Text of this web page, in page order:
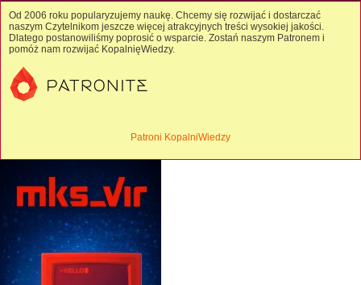
Od 2006 roku popularyzujemy naukę. Chcemy się rozwijać i dostarczać
naszym Czytelnikom jeszcze więcej atrakcyjnych treści wysokiej jakości.
Dlatego postanowiliśmy poprosić o wsparcie. Zostań naszym Patronem i
pomóż nam rozwijać KopalnięWiedzy.
Patroni KopalniWiedzy